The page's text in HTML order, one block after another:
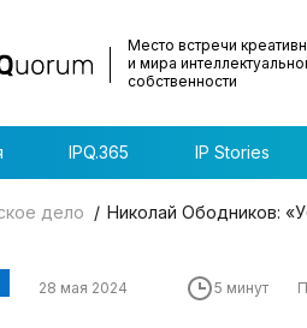
Место встречи
и мира
собственности
IPQ.365 IP Stories
дело Николай Ободников:
28 мая 2024 5 минут